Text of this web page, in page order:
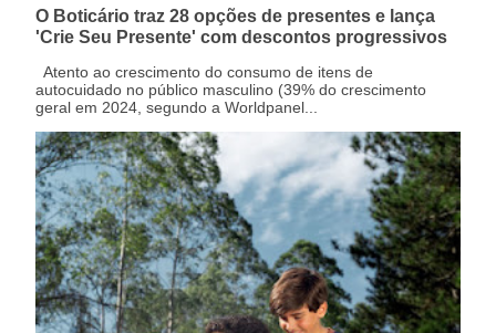
O Boticário traz 28 opções de presentes e lança
'Crie Seu Presente' com descontos progressivos
Atento ao crescimento do consumo de itens de
autocuidado no público masculino (39% do crescimento
geral em 2024, segundo a Worldpanel...